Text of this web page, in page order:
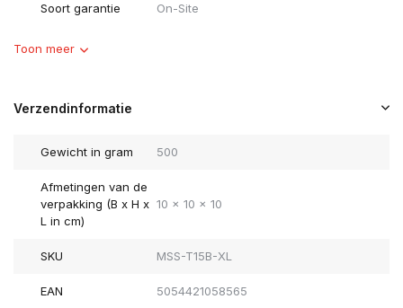
Soort garantie On-Site
Toon meer
Verzendinformatie
Gewicht in gram 500
Afmetingen van de
verpakking (B x H x
L in cm)
10 x 10 x 10
SKU MSS-T15B-XL
EAN 5054421058565